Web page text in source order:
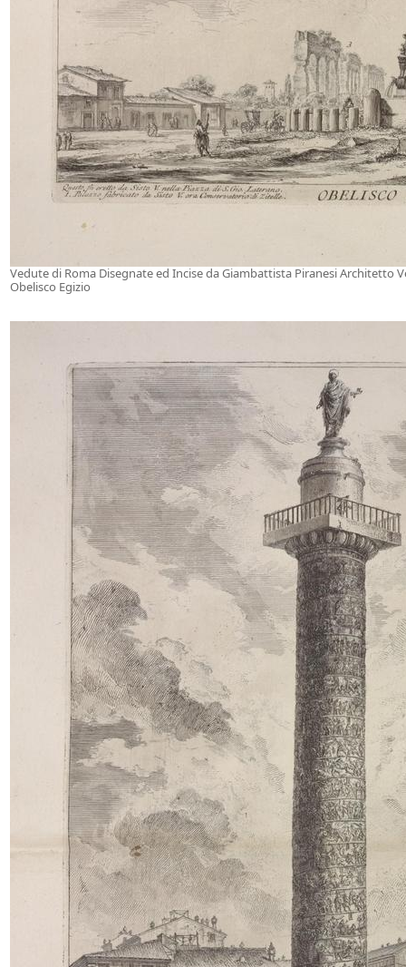
Vedute di Roma Disegnate ed Incise da Giambattista Piranesi Architetto
Obelisco Egizio